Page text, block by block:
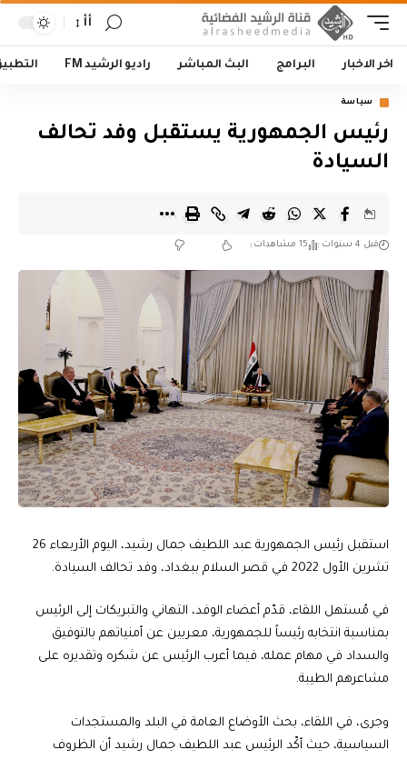
أأ
اخر الاخبار البرامج البث المباشر راديو الرشيد FM
سياسة
رئيس الجمهورية يستقبل وفد تحالف
السيادة
قبل 4 سنوات 15 مشاهدات
استقبل رئيس الجمهورية عبد اللطيف جمال رشيد، اليوم الأربعاء 26
تشرين الأول 2022 في قصر السلام ببغداد، وفد تحالف السيادة.
في مُستهل اللقاء، قدّم أعضاء الوفد، التهاني والتبريكات إلى الرئيس
بمناسبة انتخابه رئيساً للجمهورية، معربين عن أمنياتهم بالتوفيق
والسداد في مهام عمله، فيما أعرب الرئيس عن شكره وتقديره على
مشاعرهم الطيبة.
وجرى، في اللقاء، بحث الأوضاع العامة في البلد والمستجدات
السياسية، حيث أكّد الرئيس عبد اللطيف جمال رشيد أن الظروف